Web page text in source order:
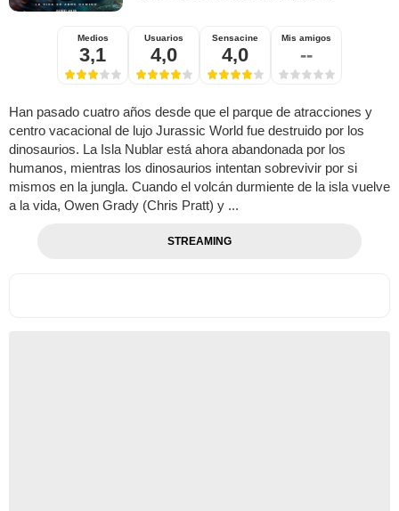
Medios
3,1
Usuarios
4,0
Sensacine
4,0
Mis amigos
--
Han pasado cuatro años desde que el parque de atracciones y
centro vacacional de lujo Jurassic World fue destruido por los
dinosaurios. La Isla Nublar está ahora abandonada por los
humanos, mientras los dinosaurios intentan sobrevivir por si
mismos en la jungla. Cuando el volcán durmiente de la isla vuelve
a la vida, Owen Grady (Chris Pratt) y ...
STREAMING